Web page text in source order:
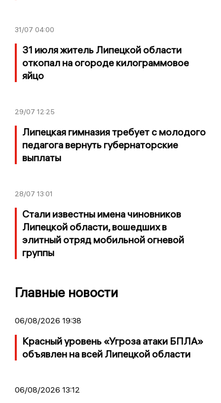
31/07 04:00
31 июля житель Липецкой области
откопал на огороде килограммовое
яйцо
29/07 12:25
Липецкая гимназия требует с молодого
педагога вернуть губернаторские
выплаты
28/07 13:01
Стали известны имена чиновников
Липецкой области, вошедших в
элитный отряд мобильной огневой
группы
Главные новости
06/08/2026 19:38
Красный уровень «Угроза атаки БПЛА»
объявлен на всей Липецкой области
06/08/2026 13:12